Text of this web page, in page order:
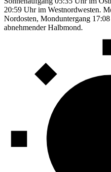
20:59 Uhr im Westnordwesten.
Nordosten, Monduntergang
abnehmender Halbmond.